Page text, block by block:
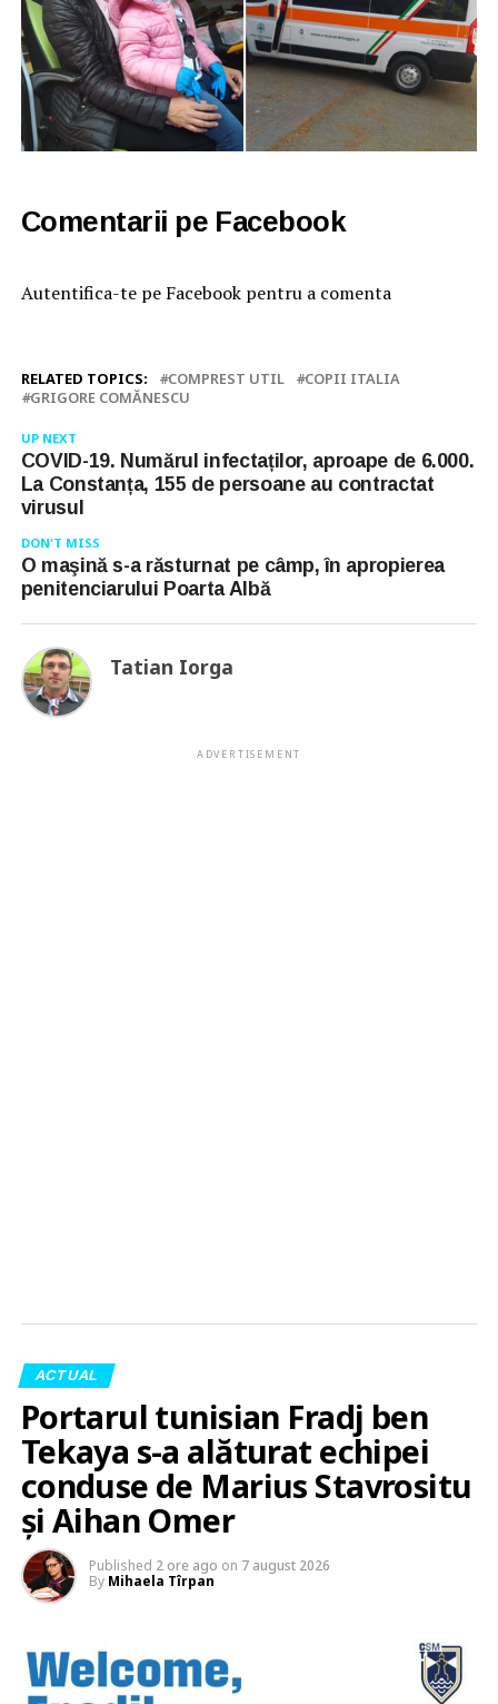
Comentarii pe Facebook
Autentifica-te pe Facebook pentru a comenta
RELATED TOPICS: COMPREST UTIL
COPII ITALIA
GRIGORE COMĂNESCU
UP NEXT
COVID-19. Numărul infectaților, aproape de 6.000.
La Constanța, 155 de persoane au contractat
virusul
DON'T MISS
O maşină s-a răsturnat pe câmp, în apropierea
penitenciarului Poarta Albă
Tatian Iorga
ADVERTISEMENT
ACTUAL
Portarul tunisian Fradj ben
Tekaya s-a alăturat echipei
conduse de Marius Stavrositu
și Aihan Omer
Published 2 ore ago on 7 august 2026
By Mihaela Tîrpan